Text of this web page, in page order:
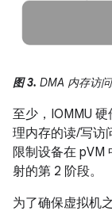
图 3. DMA 内存访
至少，IOMMU
理内存的读/写访
限制设备在 pVM
射的第 2 阶段。
为了确保虚拟机